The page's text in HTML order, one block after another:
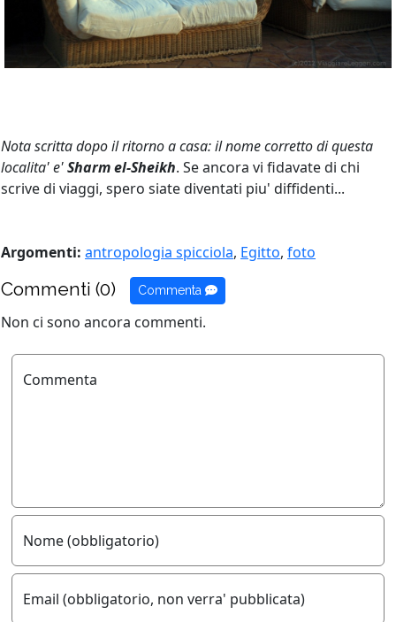
Nota scritta dopo il ritorno a casa: il nome corretto di questa
localita' e'Sharm el-Sheikh. Se ancora vi fidavate di chi
scrive di viaggi, spero siate diventati piu' diffidenti...
Argomenti: antropologia spicciola, Egitto, foto
Commenti (0) Commenta
Non ci sono ancora commenti.
Commenta
Nome (obbligatorio)
Email (obbligatorio, non verra' pubblicata)